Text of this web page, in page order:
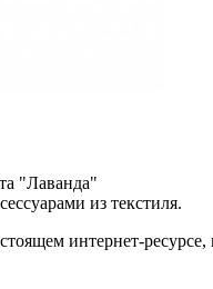
"Лаванда"
из текстиля.
интернет-